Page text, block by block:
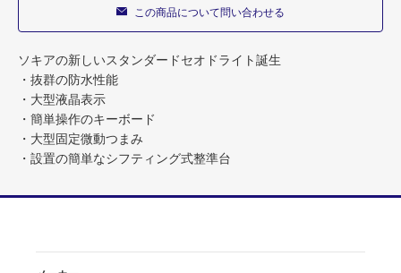
この商品について問い合わせる
ソキアの新しいスタンダードセオドライト誕生
・抜群の防水性能
・大型液晶表示
・簡単操作のキーボード
・大型固定微動つまみ
・設置の簡単なシフティング式整準台